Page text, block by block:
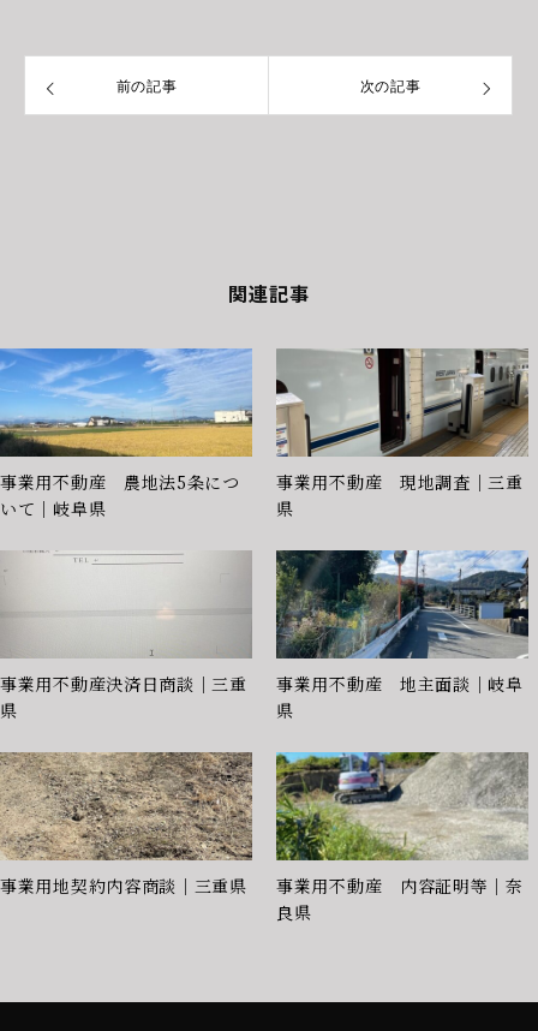
前の記事 次の記事
関連記事
事業用不動産 農地法5条につ
いて｜岐阜県
事業用不動産 現地調査｜三重
県
事業用不動産決済日商談｜三重
県
事業用不動産 地主面談｜岐阜
県
事業用地契約内容商談｜三重県
事業用不動産 内容証明等｜奈
良県